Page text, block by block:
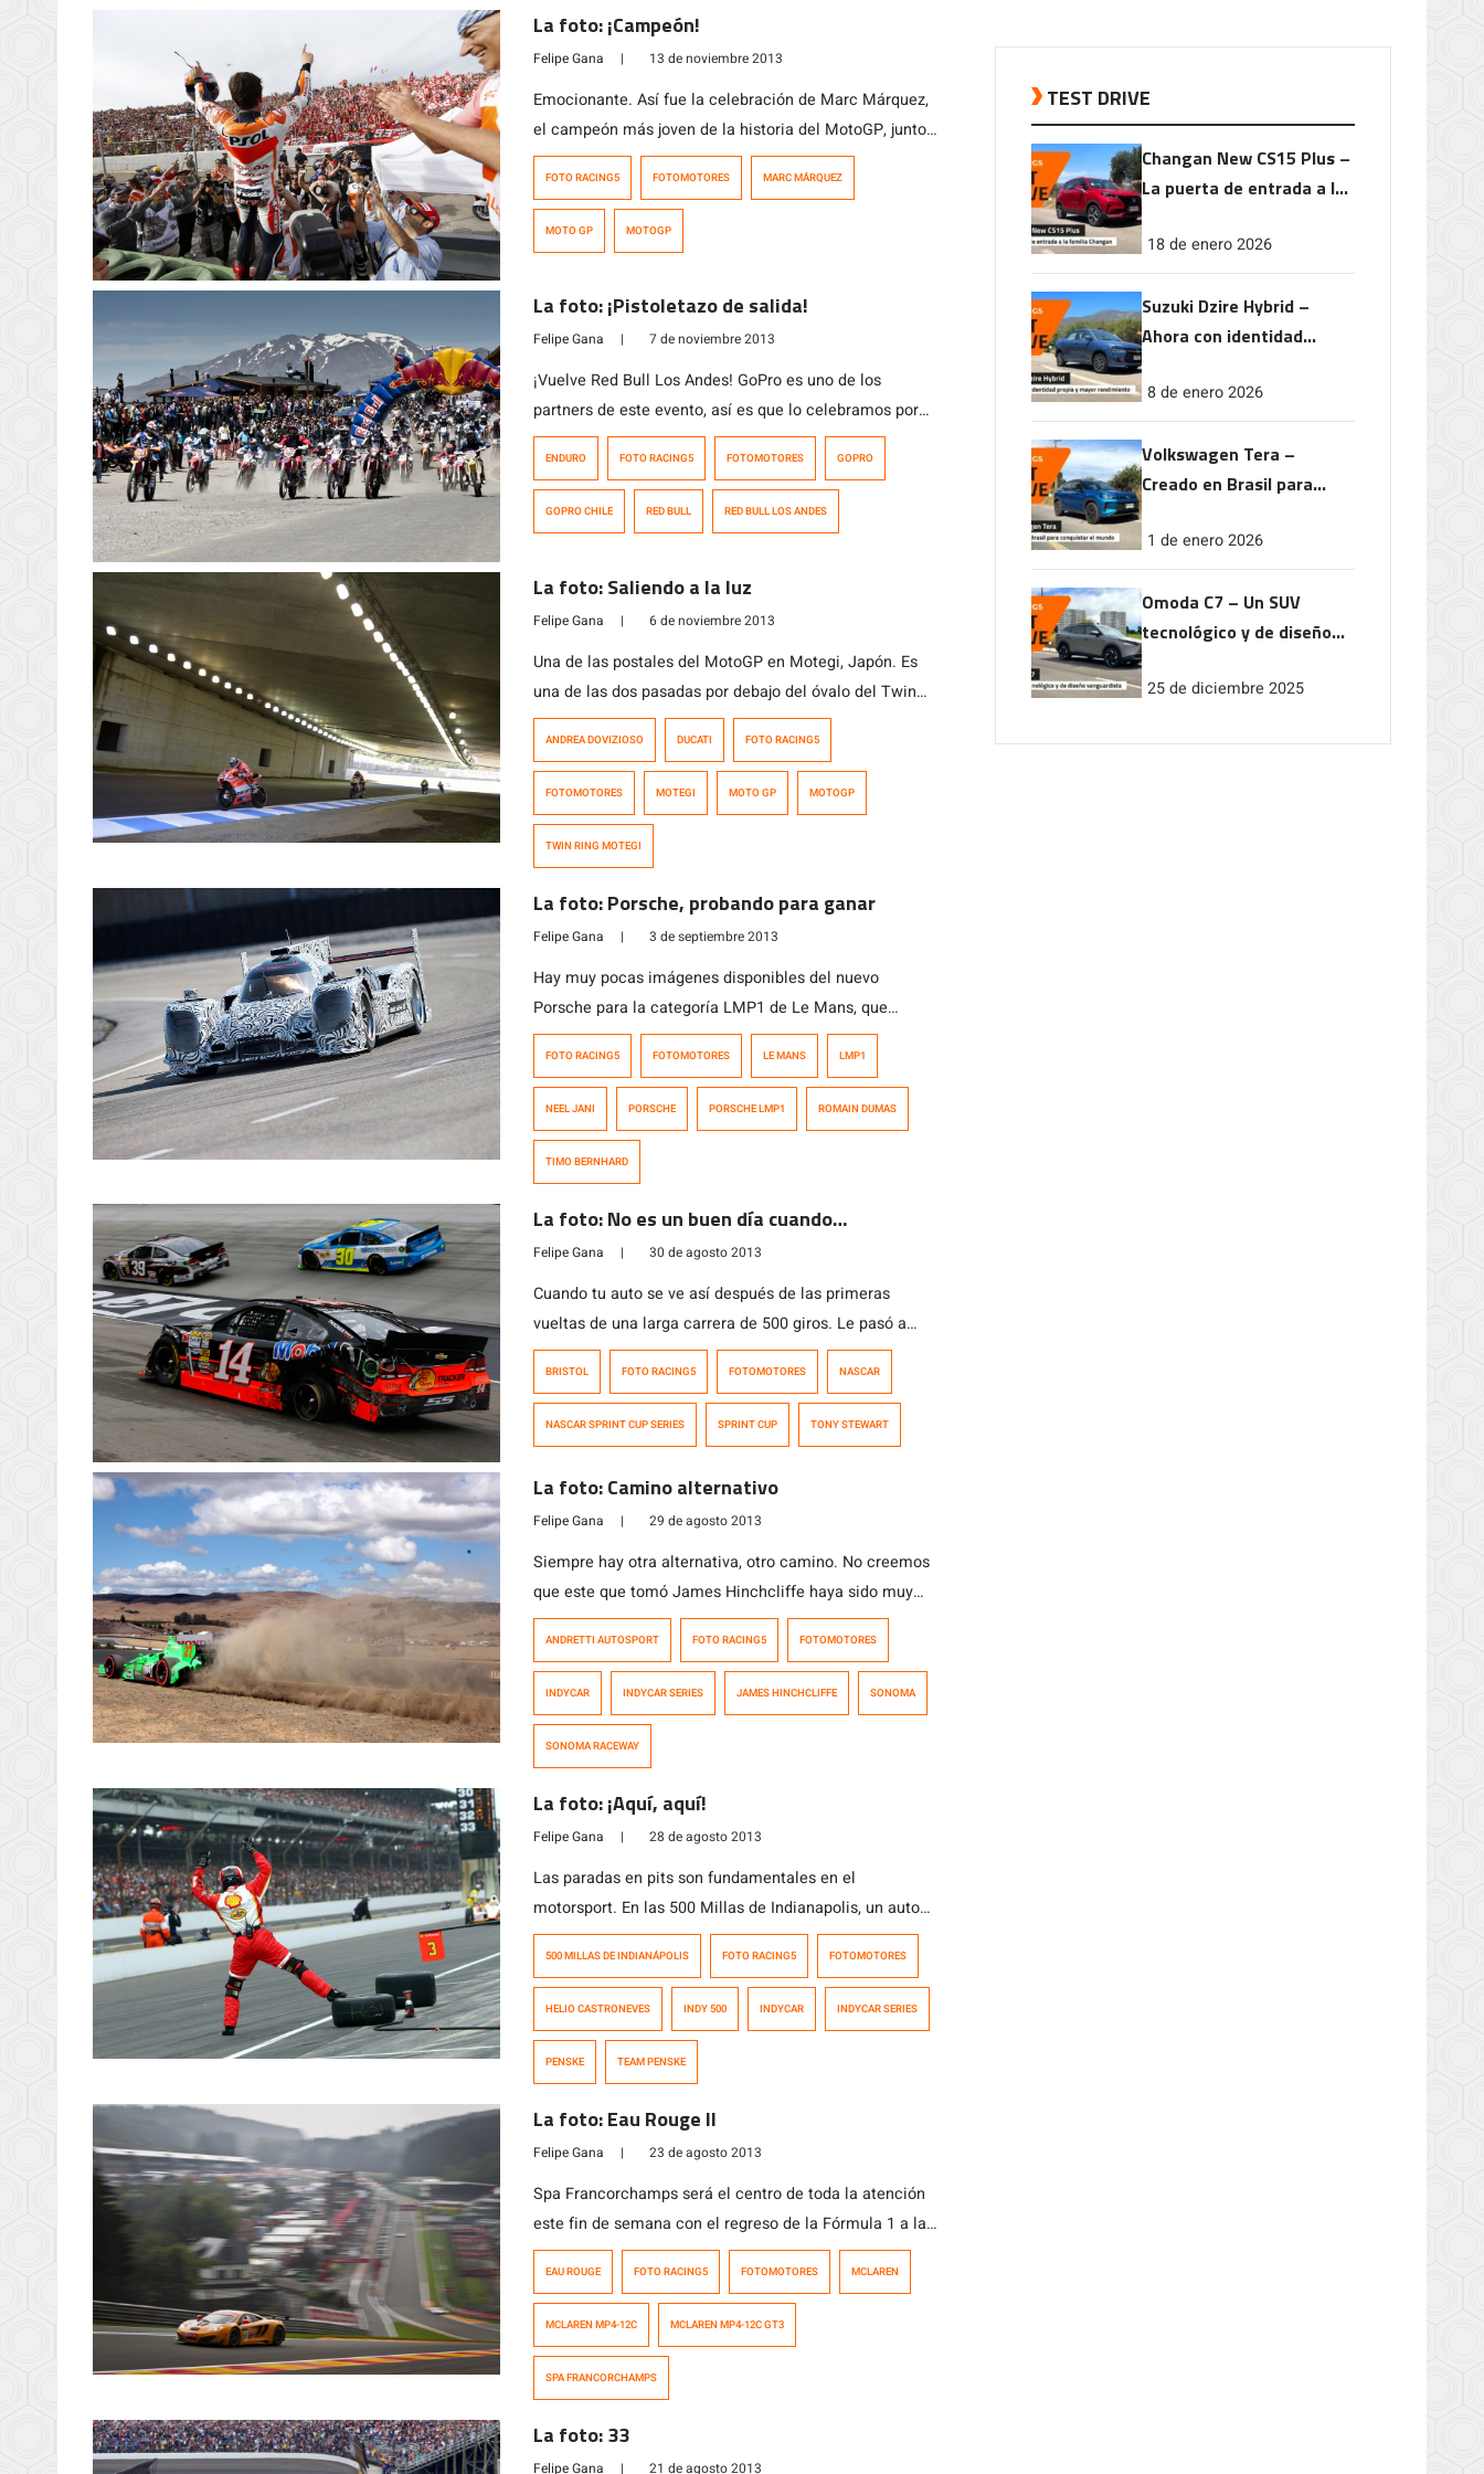
La foto: ¡Campeón!
Felipe Gana | 13 de noviembre 2013
Emocionante. Así fue la celebración de Marc Márquez,
el campeón más joven de la historia del MotoGP, junto a
sus seguidores en la tribuna que se tiñó de rojo con
banderas con el número 93. Marc es un crack total y no
que su rival […]
FOTO RACING5 FOTOMOTORES MARC MÁRQUEZ
MOTO GP MOTOGP
La foto: ¡Pistoletazo de salida!
Felipe Gana | 7 de noviembre 2013
¡Vuelve Red Bull Los Andes! GoPro es uno de los
partners de este evento, así es que lo celebramos por
partida doble. Hoy la foto del día está dedicada a Red
vuelta en Farellones. Este […]
ENDURO FOTO RACING5 FOTOMOTORES GOPRO
GOPRO CHILE RED BULL RED BULL LOS ANDES
La foto: Saliendo a la luz
Felipe Gana | 6 de noviembre 2013
Una de las postales del MotoGP en Motegi, Japón. Es
una de las dos pasadas por debajo del óvalo del Twin
Ring Motegi (que se llama así porque tiene dos
mostramos la salida de Andrea Dovizioso, en […]
ANDREA DOVIZIOSO DUCATI FOTO RACING5
FOTOMOTORES MOTEGI MOTO GP MOTOGP
TWIN RING MOTEGI
La foto: Porsche, probando para ganar
Felipe Gana | 3 de septiembre 2013
Hay muy pocas imágenes disponibles del nuevo
Porsche para la categoría LMP1 de Le Mans, que
debutará el próximo año en el Campeonato Mundial de
prototipo se encuentra ahora en sus primeras pruebas
en circuitos internacionales de […]
FOTO RACING5 FOTOMOTORES LE MANS LMP1
NEEL JANI PORSCHE PORSCHE LMP1 ROMAIN DUMAS
TIMO BERNHARD
La foto: No es un buen día cuando…
Felipe Gana | 30 de agosto 2013
Cuando tu auto se ve así después de las primeras
vueltas de una larga carrera de 500 giros. Le pasó a
Tony Stewart en Bristol durante la Food City 500
eso sorprendió su mala racha al […]
BRISTOL FOTO RACING5 FOTOMOTORES NASCAR
NASCAR SPRINT CUP SERIES SPRINT CUP TONY STEWART
La foto: Camino alternativo
Felipe Gana | 29 de agosto 2013
Siempre hay otra alternativa, otro camino. No creemos
que este que tomó James Hinchcliffe haya sido muy
adecuado, pero igual se ve al canadiense acelerar a
fondo para volver al asfalto y así terminar octavo en el
está teniendo un buen año, ha logrado tres victorias […]
ANDRETTI AUTOSPORT FOTO RACING5 FOTOMOTORES
INDYCAR INDYCAR SERIES JAMES HINCHCLIFFE SONOMA
SONOMA RACEWAY
La foto: ¡Aquí, aquí!
Felipe Gana | 28 de agosto 2013
Las paradas en pits son fundamentales en el
motorsport. En las 500 Millas de Indianapolis, un auto
llega a detenerse 7 u 8 veces en pits, luego existen
importantes oportunidades para ganar, o en su defecto
al azar. En la foto vemos como un integrante del […]
500 MILLAS DE INDIANÁPOLIS FOTO RACING5 FOTOMOTORES
HELIO CASTRONEVES INDY 500 INDYCAR INDYCAR SERIES
PENSKE TEAM PENSKE
La foto: Eau Rouge II
Felipe Gana | 23 de agosto 2013
Spa Francorchamps será el centro de toda la atención
este fin de semana con el regreso de la Fórmula 1 a las
competencias después de un largo descanso durante el
verano europeo. La foto que te presentamos no es de
tema del día de «La […]
EAU ROUGE FOTO RACING5 FOTOMOTORES MCLAREN
MCLAREN MP4-12C MCLAREN MP4-12C GT3
SPA FRANCORCHAMPS
La foto: 33
Felipe Gana | 21 de agosto 2013
TEST DRIVE
Changan New CS15 Plus –
La puerta de entrada a la
18 de enero 2026
Suzuki Dzire Hybrid –
Ahora con identidad
rendimiento
8 de enero 2026
Volkswagen Tera –
Creado en Brasil para
1 de enero 2026
Omoda C7 – Un SUV
tecnológico y de diseño
25 de diciembre 2025